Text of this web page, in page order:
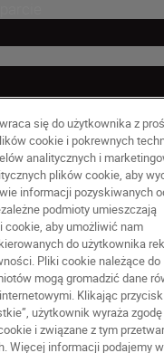
Sites
z nami
dotyczące prywatności
się do użytkownika z
cookie i pokrewnych
analitycznych i
plików cookie, aby
informacji pozyskiwanych
podmioty umieszczają
cookie, aby umożliwić nam
do użytkownika
Pliki cookie należące do
mogą gromadzić dane
Klikając przycisk
użytkownik wyraża
i związane z tym
Więcej informacji podajemy